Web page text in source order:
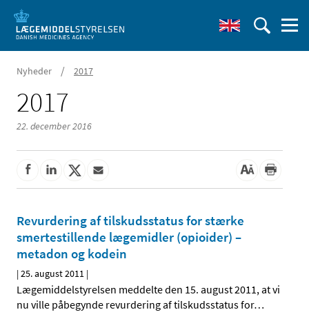
Nyheder / 2017
2017
22. december 2016
Revurdering af tilskudsstatus for stærke
smertestillende lægemidler (opioider) –
metadon og kodein
|25. august 2011 |
Lægemiddelstyrelsen meddelte den 15. august 2011, at vi
nu ville påbegynde revurdering af tilskudsstatus for…